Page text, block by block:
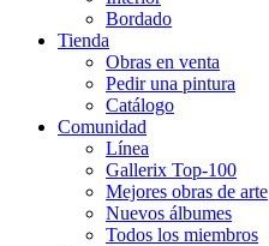
Bordado
Tienda
Obras en venta
Pedir una pintura
Catálogo
Comunidad
Línea
Gallerix Top-100
Mejores obras de arte
Nuevos álbumes
Todos los miembros